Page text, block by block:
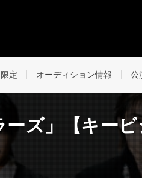
定 オーディション情報 公
ズ」【キービ